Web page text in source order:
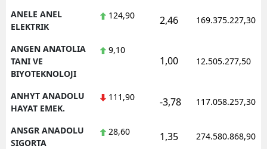
ANELE ANEL
ELEKTRIK
124,90 2,46 169.375.227,30
ANGEN ANATOLIA
TANI VE
BIYOTEKNOLOJI
9,10
1,00 12.505.277,50
ANHYT ANADOLU
HAYAT EMEK.
111,90 -3,78 117.058.257,30
ANSGR ANADOLU
SIGORTA
28,60 1,35 274.580.868,90